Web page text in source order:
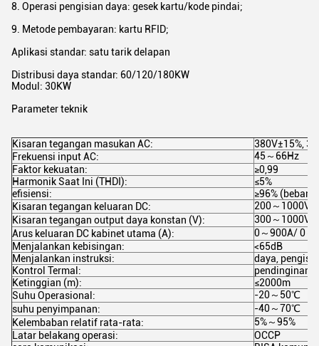
8. Operasi pengisian daya: gesek kartu/kode pindai;
9. Metode pembayaran: kartu RFID;
Aplikasi standar: satu tarik delapan
Distribusi daya standar: 60/120/180KW
Modul: 30KW
Parameter teknik
Kisaran tegangan masukan AC:
380V±15%, 3
Frekuensi input AC:
45～66Hz
Faktor kekuatan:
≥0,99
Harmonik Saat Ini (THDI):
≤5%
efisiensi:
≥96% (beban
Kisaran tegangan keluaran DC:
200～
Kisaran tegangan output daya konstan (V):
300～
Arus keluaran DC kabinet utama (A):
0～900A/ 0～
Menjalankan kebisingan:
<65dB
Menjalankan instruksi:
daya,
Kontrol Termal:
pendinginan
Ketinggian (m):
≤2000m
Suhu Operasional:
-20～50℃
suhu penyimpanan:
-40～70℃
Kelembaban relatif rata-rata:
5%～95%
Latar belakang operasi:
OCCP